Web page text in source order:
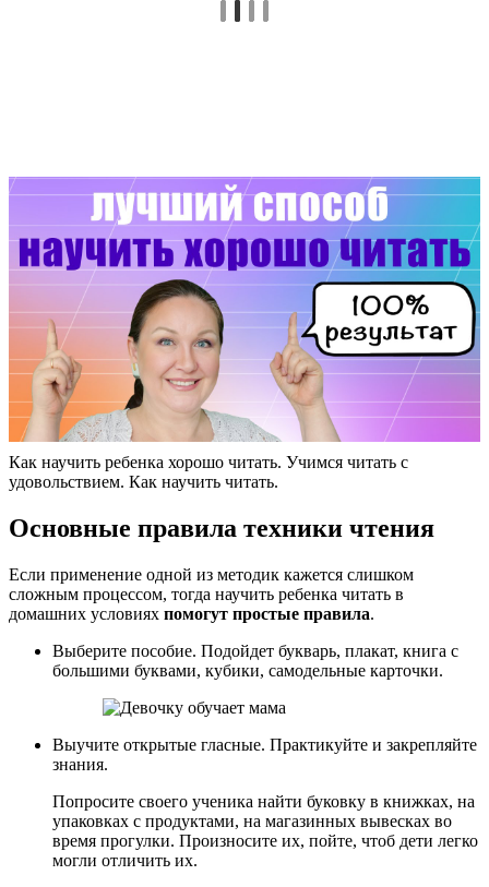
Как научить ребенка хорошо читать. Учимся читать с
удовольствием. Как научить читать.
Основные правила техники чтения
Если применение одной из методик кажется слишком
сложным процессом, тогда научить ребенка читать в
домашних условиях помогут простые правила.
Выберите пособие. Подойдет букварь, плакат, книга с
большими буквами, кубики, самодельные карточки.
Выучите открытые гласные. Практикуйте и закрепляйте
знания.
Попросите своего ученика найти буковку в книжках, на
упаковках с продуктами, на магазинных вывесках во
время прогулки. Произносите их, пойте, чтоб дети легко
могли отличить их.